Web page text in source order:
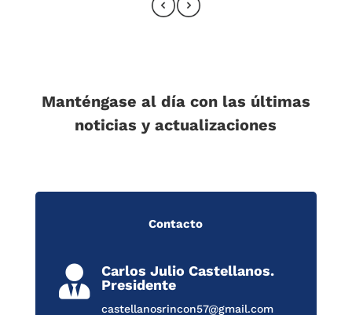
Manténgase al día con las últimas
noticias y actualizaciones
Contacto

Carlos Julio Castellanos.
Presidente
castellanosrincon57@gmail.com